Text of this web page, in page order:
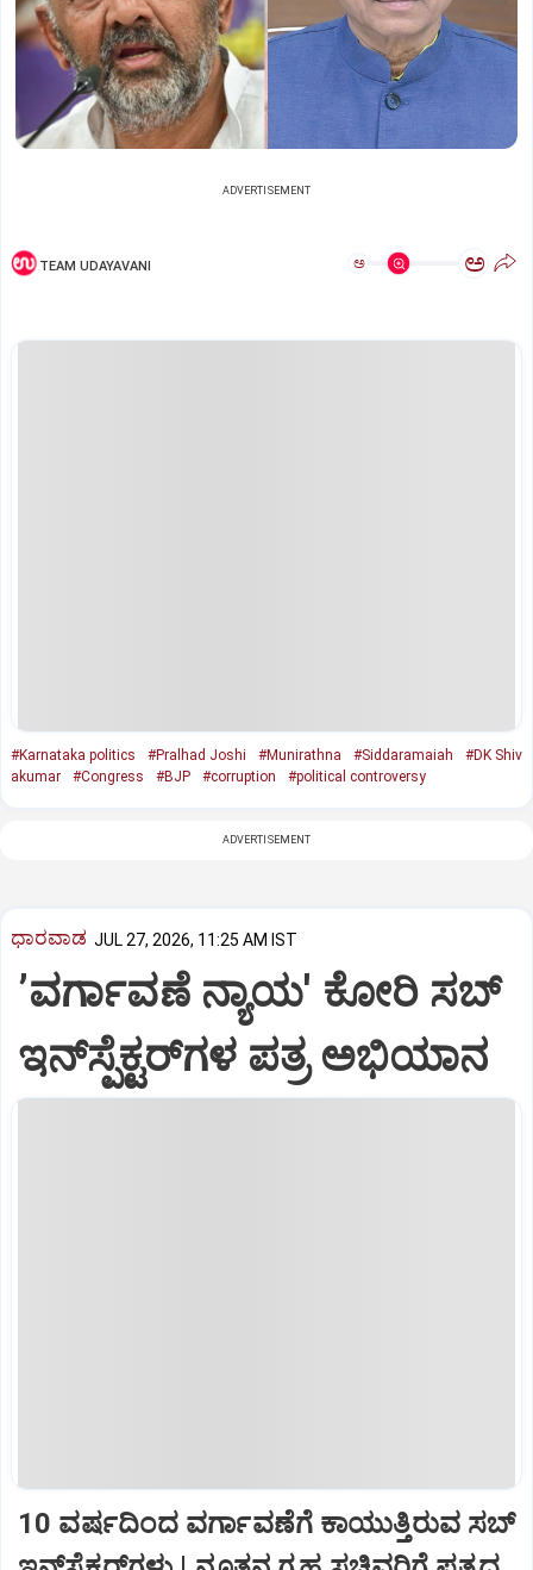
ADVERTISEMENT
TEAM UDAYAVANI ಅ ಅ
#Karnataka politics #Pralhad Joshi #Munirathna #Siddaramaiah
#DK Shiv
akumar
#Congress #BJP #corruption #political controversy
ADVERTISEMENT
ಧಾರವಾಡ JUL 27, 2026, 11:25 AM IST
ʼವರ್ಗಾವಣೆ ನ್ಯಾಯ' ಕೋರಿ ಸಬ್‌
ಇನ್‌ಸ್ಪೆಕ್ಟರ್‌ಗಳ ಪತ್ರ ಅಭಿಯಾನ
10 ವರ್ಷದಿಂದ ವರ್ಗಾವಣೆಗೆ ಕಾಯುತ್ತಿರುವ ಸಬ್‌